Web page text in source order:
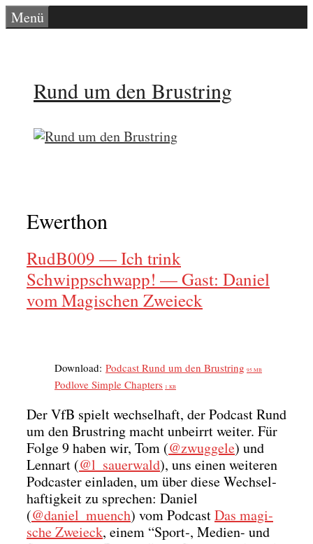
Zum
Inhalt
Menü
Rund um den Brustring
Ewerthon
RudB009 — Ich trink
Schwippschwapp! — Gast: Daniel
vom Magischen Zweieck
Down­load: Pod­cast Rund um den Brust­ring 95 MB
Pod­l­ove Simp­le Chap­ters 1 KB
Der VfB spielt wech­sel­haft, der Pod­cast Rund
um den Brust­ring macht unbe­irrt wei­ter. Für
Fol­ge 9 haben wir, Tom (@zwuggele) und
Lenn­art (@l_sauerwald), uns einen wei­te­ren
Pod­cas­ter ein­la­den, um über die­se Wech­sel­
haf­tig­keit zu spre­chen: Dani­el
(@daniel_muench) vom Pod­castDas magi­
sche Zwei­eck, einem “Sport‑, Medi­en- und